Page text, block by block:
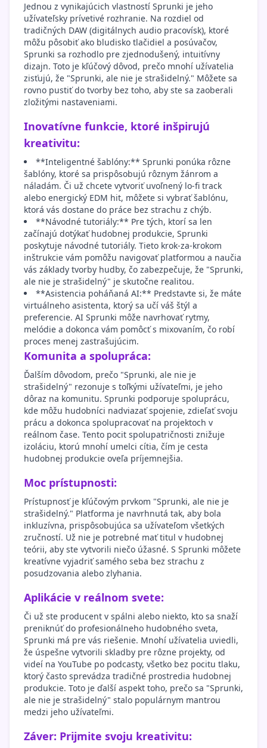
Jednou z vynikajúcich vlastností Sprunki je jeho
užívateľsky prívetivé rozhranie. Na rozdiel od
tradičných DAW (digitálnych audio pracovísk), ktoré
môžu pôsobiť ako bludisko tlačidiel a posúvačov,
Sprunki sa rozhodlo pre zjednodušený, intuitívny
dizajn. Toto je kľúčový dôvod, prečo mnohí užívatelia
zisťujú, že "Sprunki, ale nie je strašidelný." Môžete sa
rovno pustiť do tvorby bez toho, aby ste sa zaoberali
zložitými nastaveniami.
Inovatívne funkcie, ktoré inšpirujú
kreativitu:
**Inteligentné šablóny:** Sprunki ponúka rôzne
šablóny, ktoré sa prispôsobujú rôznym žánrom a
náladám. Či už chcete vytvoriť uvoľnený lo-fi track
alebo energický EDM hit, môžete si vybrať šablónu,
ktorá vás dostane do práce bez strachu z chýb.
**Návodné tutoriály:** Pre tých, ktorí sa len
začínajú dotýkať hudobnej produkcie, Sprunki
poskytuje návodné tutoriály. Tieto krok-za-krokom
inštrukcie vám pomôžu navigovať platformou a naučia
vás základy tvorby hudby, čo zabezpečuje, že "Sprunki,
ale nie je strašidelný" je skutočne realitou.
**Asistencia poháňaná AI:** Predstavte si, že máte
virtuálneho asistenta, ktorý sa učí váš štýl a
preferencie. AI Sprunki môže navrhovať rytmy,
melódie a dokonca vám pomôcť s mixovaním, čo robí
proces menej zastrašujúcim.
Komunita a spolupráca:
Ďalším dôvodom, prečo "Sprunki, ale nie je
strašidelný" rezonuje s toľkými užívateľmi, je jeho
dôraz na komunitu. Sprunki podporuje spoluprácu,
kde môžu hudobníci nadviazať spojenie, zdieľať svoju
prácu a dokonca spolupracovať na projektoch v
reálnom čase. Tento pocit spolupatričnosti znižuje
izoláciu, ktorú mnohí umelci cítia, čím je cesta
hudobnej produkcie oveľa príjemnejšia.
Moc prístupnosti:
Prístupnosť je kľúčovým prvkom "Sprunki, ale nie je
strašidelný." Platforma je navrhnutá tak, aby bola
inkluzívna, prispôsobujúca sa užívateľom všetkých
zručností. Už nie je potrebné mať titul v hudobnej
teórii, aby ste vytvorili niečo úžasné. S Sprunki môžete
kreatívne vyjadriť samého seba bez strachu z
posudzovania alebo zlyhania.
Aplikácie v reálnom svete:
Či už ste producent v spálni alebo niekto, kto sa snaží
preniknúť do profesionálneho hudobného sveta,
Sprunki má pre vás riešenie. Mnohí užívatelia uviedli,
že úspešne vytvorili skladby pre rôzne projekty, od
videí na YouTube po podcasty, všetko bez pocitu tlaku,
ktorý často sprevádza tradičné prostredia hudobnej
produkcie. Toto je ďalší aspekt toho, prečo sa "Sprunki,
ale nie je strašidelný" stalo populárnym mantrou
medzi jeho užívateľmi.
Záver: Prijmite svoju kreativitu: